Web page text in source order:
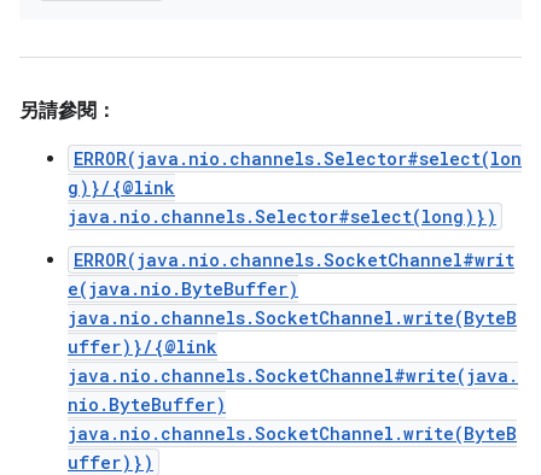
另請參閱：
ERROR(java.nio.channels.Selector#select(lon
g)}/{@link
java.nio.channels.Selector#select(long)})
ERROR(java.nio.channels.SocketChannel#writ
e(java.nio.ByteBuffer)
java.nio.channels.SocketChannel.write(ByteB
uffer)}/{@link
java.nio.channels.SocketChannel#write(java.
nio.ByteBuffer)
java.nio.channels.SocketChannel.write(ByteB
uffer)})